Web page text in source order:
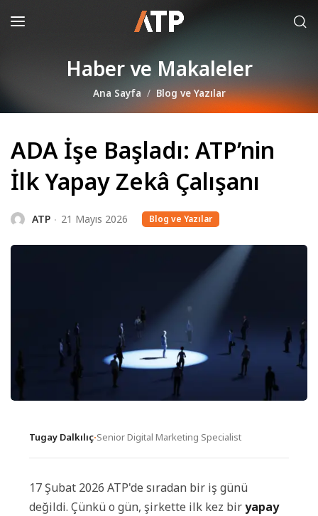
Haber ve Makaleler
Ana Sayfa Blog ve Yazılar
ADA İşe Başladı: ATP’nin
İlk Yapay Zekâ Çalışanı
ATP 21 Mayıs 2026 Blog ve Yazılar
Tugay Dalkılıç·Senior Digital Marketing Specialist
17 Şubat 2026 ATP'de sıradan bir iş günü
değildi. Çünkü o gün, şirkette ilk kez biryapay